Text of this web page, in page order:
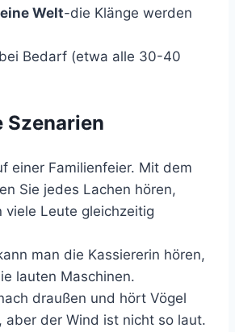
Welt-die Klänge werden
bei Bedarf (etwa alle 30-40
Szenarien
einer Familienfeier. Mit dem
Sie jedes Lachen hören,
viele Leute gleichzeitig
man die Kassiererin hören,
lauten Maschinen.
draußen und hört Vögel
aber der Wind ist nicht so laut.